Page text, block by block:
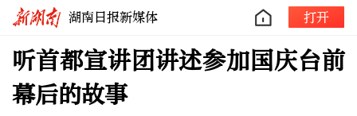
湖南日报新媒体 打开
听首都宣讲团讲述参加国庆台前
幕后的故事